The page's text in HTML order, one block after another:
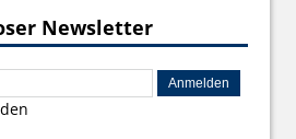
Newsletter